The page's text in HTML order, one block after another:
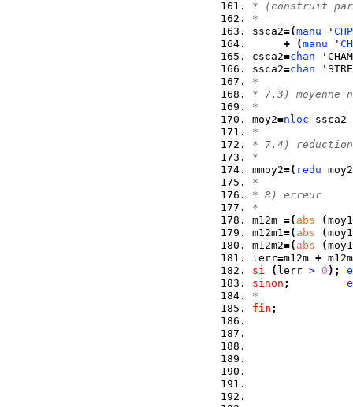
* (construit
*
ssca2=(manu '
+
(manu '
csca2=chan
ssca2=chan
*
* 7.3) moyenne
*
moy2=nloc
*
* 7.4)
*
mmoy2=( redu
*
* 8) erreur
*
m12m =( abs (
m12m1=( abs (
m12m2=( abs (
lerr=m12m +
si
( lerr > 0 ) ;
sinon ;
*
fin ;